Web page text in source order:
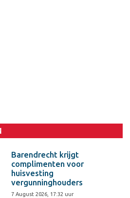
Barendrecht krijgt
complimenten voor
huisvesting
vergunninghouders
7 August 2026, 17:32 uur